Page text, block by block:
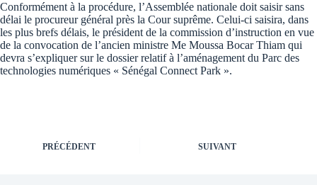
Conformément à la procédure, l’Assemblée nationale doit saisir sans
délai le procureur général près la Cour suprême. Celui-ci saisira, dans
les plus brefs délais, le président de la commission d’instruction en vue
de la convocation de l’ancien ministre Me Moussa Bocar Thiam qui
devra s’expliquer sur le dossier relatif à l’aménagement du Parc des
technologies numériques « Sénégal Connect Park ».
PRÉCÉDENT SUIVANT